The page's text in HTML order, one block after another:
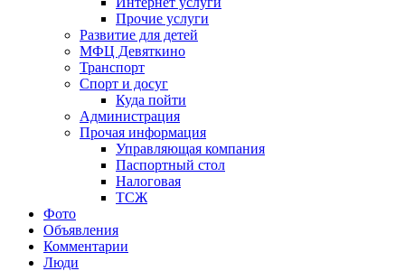
Прочие услуги
Развитие для детей
МФЦ Девяткино
Транспорт
Спорт и досуг
Куда пойти
Администрация
Прочая информация
Управляющая компания
Паспортный стол
Налоговая
ТСЖ
Фото
Объявления
Комментарии
Люди